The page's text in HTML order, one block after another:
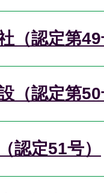
（認定第
（認定第
認定51号）